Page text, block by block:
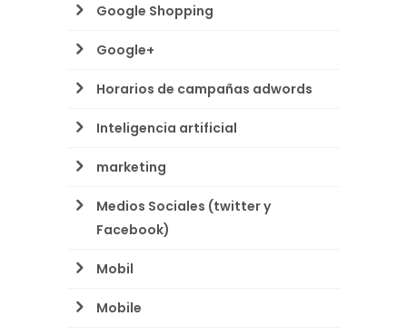
Google Shopping
Google+
Horarios de campañas adwords
Inteligencia artificial
marketing
Medios Sociales (twitter y
Facebook)
Mobil
Mobile